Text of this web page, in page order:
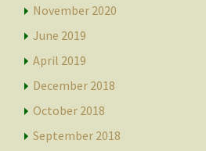
November 2020
June 2019
April 2019
December 2018
October 2018
September 2018